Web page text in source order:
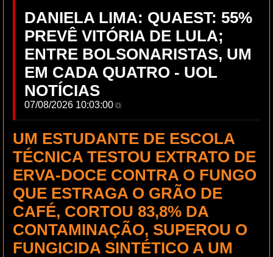
DANIELA LIMA: QUAEST: 55%
PREVÊ VITÓRIA DE LULA;
ENTRE BOLSONARISTAS, UM
EM CADA QUATRO - UOL
NOTÍCIAS
07/08/2026 10:03:00⧉
UM ESTUDANTE DE ESCOLA
TÉCNICA TESTOU EXTRATO DE
ERVA-DOCE CONTRA O FUNGO
QUE ESTRAGA O GRÃO DE
CAFÉ, CORTOU 83,8% DA
CONTAMINAÇÃO, SUPEROU O
FUNGICIDA SINTÉTICO A UM